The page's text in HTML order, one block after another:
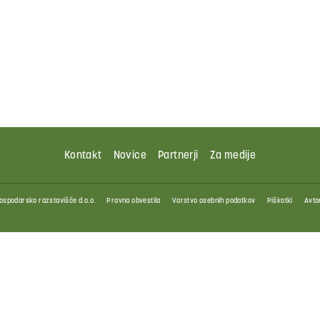
Kontakt Novice Partnerji Za medije
razstavišče d.o.o. Pravna obvestila Varstvo osebnih podatkov Piškotki